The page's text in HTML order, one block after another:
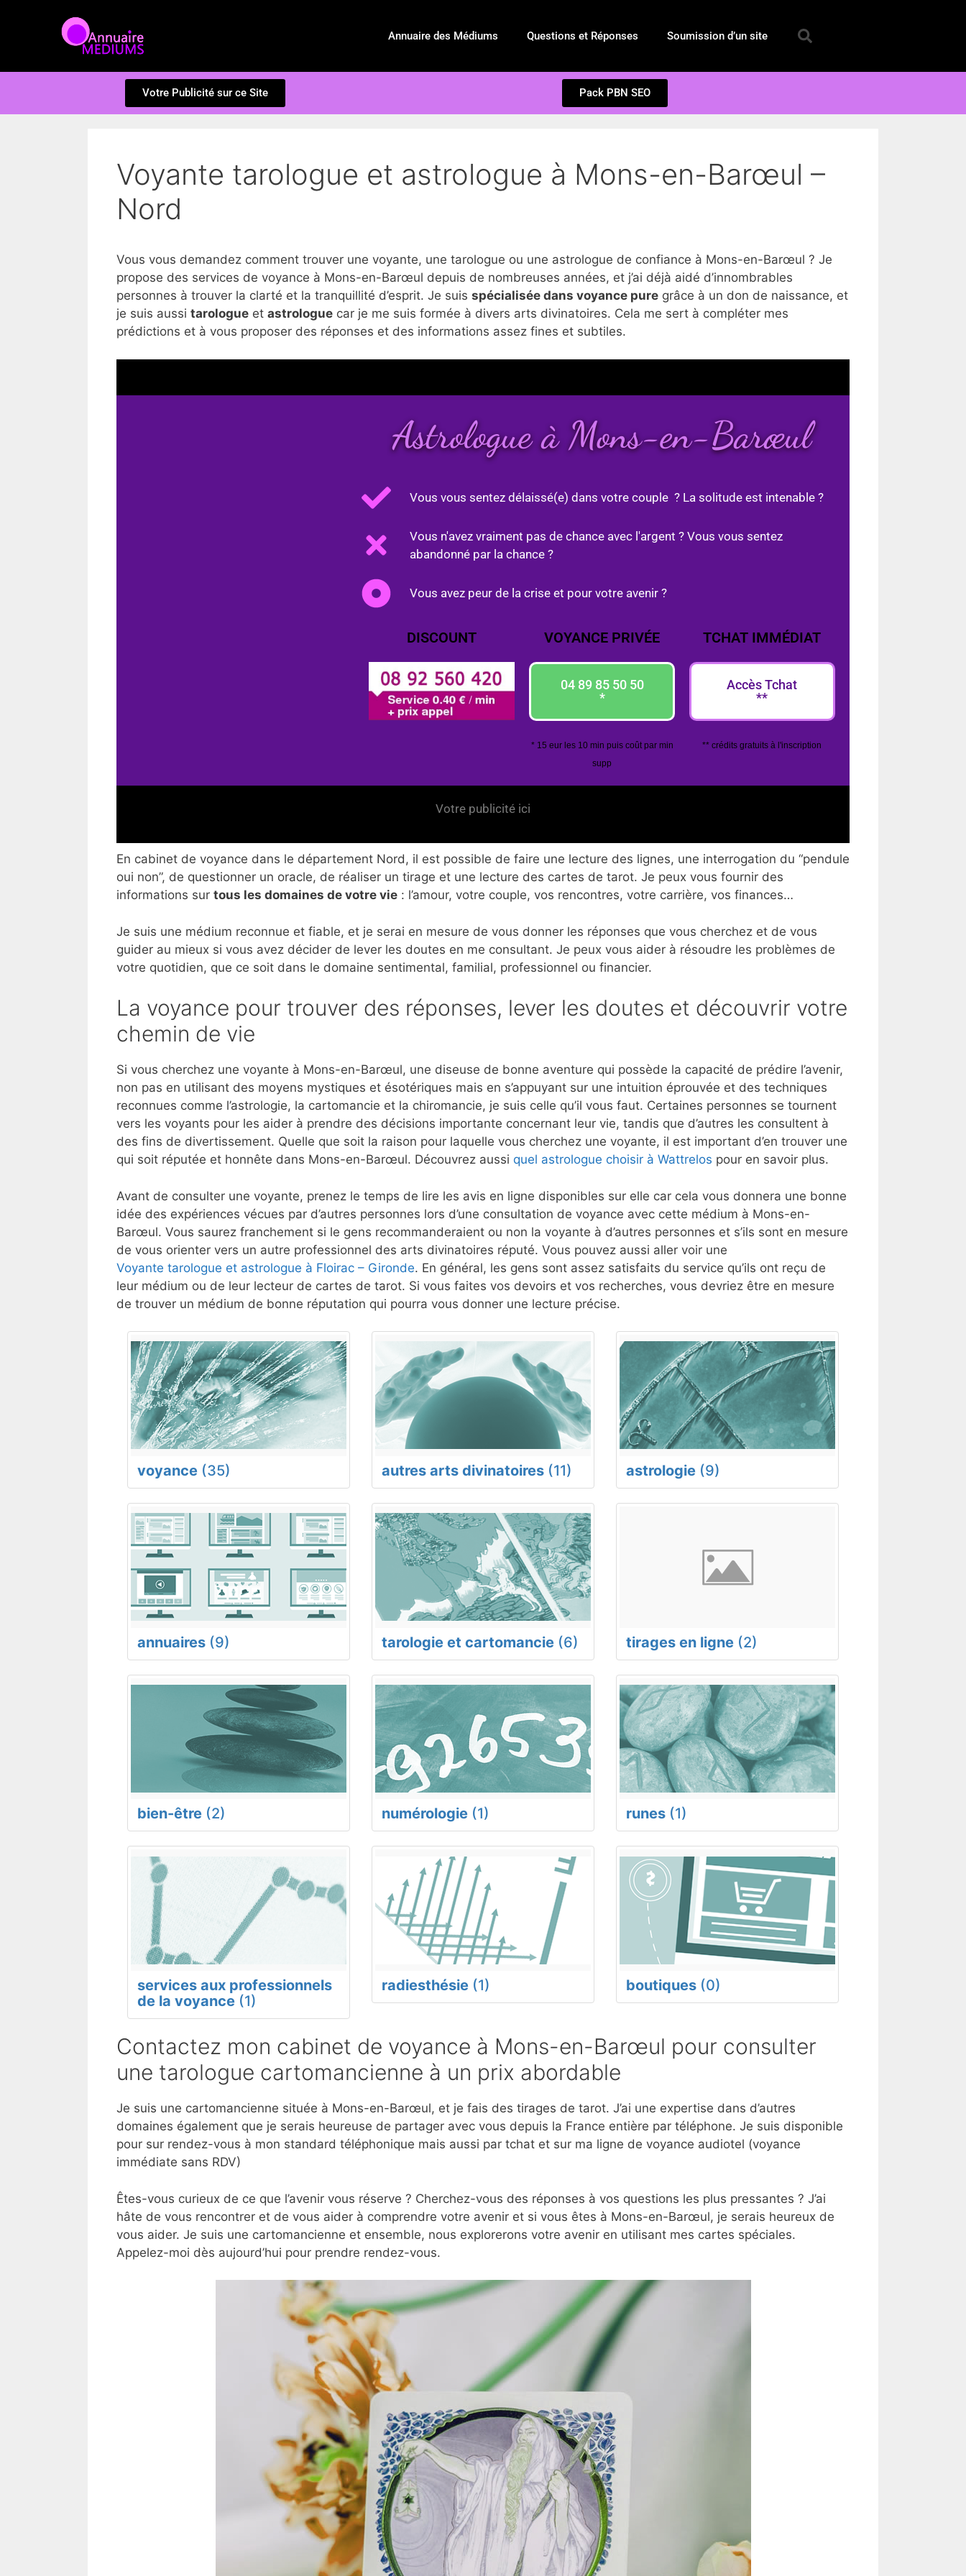
Annuaire des Médiums Questions et Réponses Soumission d’un site
Votre Publicité sur ce Site Pack PBN SEO
Voyante tarologue et astrologue à Mons-en-Barœul –
Nord
Vous vous demandez comment trouver une voyante, une tarologue ou une astrologue de confiance à Mons-en-Barœul ? Je
propose des services de voyance à Mons-en-Barœul depuis de nombreuses années, et j’ai déjà aidé d’innombrables
personnes à trouver la clarté et la tranquillité d’esprit. Je suis spécialisée dans voyance pure grâce à un don de naissance, et
je suis aussi tarologue et astrologue car je me suis formée à divers arts divinatoires. Cela me sert à compléter mes
prédictions et à vous proposer des réponses et des informations assez fines et subtiles.
Astrologue à Mons-en-Barœul
Vous vous sentez délaissé(e) dans votre couple ? La solitude est intenable ?
Vous n'avez vraiment pas de chance avec l'argent ? Vous vous sentez
abandonné par la chance ?
Vous avez peur de la crise et pour votre avenir ?
DISCOUNT VOYANCE PRIVÉE
04 89 85 50 50
*
* 15 eur les 10 min puis coût par min
supp
TCHAT IMMÉDIAT
Accès Tchat
**
** crédits gratuits à l'inscription
Votre publicité ici
En cabinet de voyance dans le département Nord, il est possible de faire une lecture des lignes, une interrogation du “pendule
oui non”, de questionner un oracle, de réaliser un tirage et une lecture des cartes de tarot. Je peux vous fournir des
informations sur tous les domaines de votre vie : l’amour, votre couple, vos rencontres, votre carrière, vos finances…
Je suis une médium reconnue et fiable, et je serai en mesure de vous donner les réponses que vous cherchez et de vous
guider au mieux si vous avez décider de lever les doutes en me consultant. Je peux vous aider à résoudre les problèmes de
votre quotidien, que ce soit dans le domaine sentimental, familial, professionnel ou financier.
La voyance pour trouver des réponses, lever les doutes et découvrir votre
chemin de vie
Si vous cherchez une voyante à Mons-en-Barœul, une diseuse de bonne aventure qui possède la capacité de prédire l’avenir,
non pas en utilisant des moyens mystiques et ésotériques mais en s’appuyant sur une intuition éprouvée et des techniques
reconnues comme l’astrologie, la cartomancie et la chiromancie, je suis celle qu’il vous faut. Certaines personnes se tournent
vers les voyants pour les aider à prendre des décisions importante concernant leur vie, tandis que d’autres les consultent à
des fins de divertissement. Quelle que soit la raison pour laquelle vous cherchez une voyante, il est important d’en trouver une
qui soit réputée et honnête dans Mons-en-Barœul. Découvrez aussi quel astrologue choisir à Wattrelos pour en savoir plus.
Avant de consulter une voyante, prenez le temps de lire les avis en ligne disponibles sur elle car cela vous donnera une bonne
idée des expériences vécues par d’autres personnes lors d’une consultation de voyance avec cette médium à Mons-en-
Barœul. Vous saurez franchement si le gens recommanderaient ou non la voyante à d’autres personnes et s’ils sont en mesure
de vous orienter vers un autre professionnel des arts divinatoires réputé. Vous pouvez aussi aller voir une
Voyante tarologue et astrologue à Floirac – Gironde. En général, les gens sont assez satisfaits du service qu’ils ont reçu de
leur médium ou de leur lecteur de cartes de tarot. Si vous faites vos devoirs et vos recherches, vous devriez être en mesure
de trouver un médium de bonne réputation qui pourra vous donner une lecture précise.
voyance (35) autres arts divinatoires (11) astrologie (9)
annuaires (9) tarologie et cartomancie (6) tirages en ligne (2)
bien-être (2) numérologie (1) runes (1)
services aux professionnels
de la voyance (1)
radiesthésie (1) boutiques (0)
Contactez mon cabinet de voyance à Mons-en-Barœul pour consulter
une tarologue cartomancienne à un prix abordable
Je suis une cartomancienne située à Mons-en-Barœul, et je fais des tirages de tarot. J’ai une expertise dans d’autres
domaines également que je serais heureuse de partager avec vous depuis la France entière par téléphone. Je suis disponible
pour sur rendez-vous à mon standard téléphonique mais aussi par tchat et sur ma ligne de voyance audiotel (voyance
immédiate sans RDV)
Êtes-vous curieux de ce que l’avenir vous réserve ? Cherchez-vous des réponses à vos questions les plus pressantes ? J’ai
hâte de vous rencontrer et de vous aider à comprendre votre avenir et si vous êtes à Mons-en-Barœul, je serais heureux de
vous aider. Je suis une cartomancienne et ensemble, nous explorerons votre avenir en utilisant mes cartes spéciales.
Appelez-moi dès aujourd’hui pour prendre rendez-vous.